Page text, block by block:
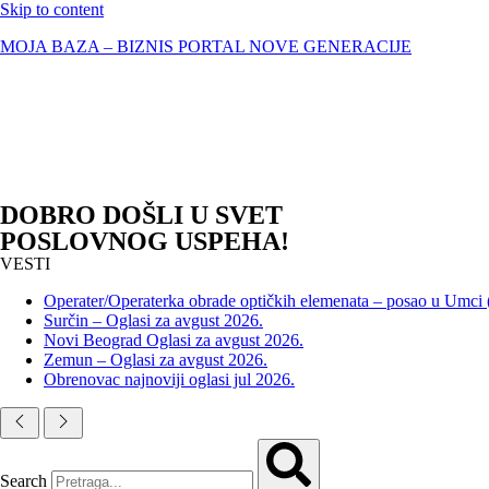
Skip to content
MOJA BAZA – BIZNIS PORTAL NOVE GENERACIJE
DOBRO DOŠLI U SVET
POSLOVNOG USPEHA!
VESTI
Operater/Operaterka obrade optičkih elemenata – posao u Umci
Surčin – Oglasi za avgust 2026.
Novi Beograd Oglasi za avgust 2026.
Zemun – Oglasi za avgust 2026.
Obrenovac najnoviji oglasi jul 2026.
Search